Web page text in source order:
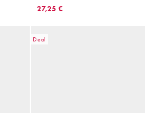
Rückenprint
27,25 €
Deal